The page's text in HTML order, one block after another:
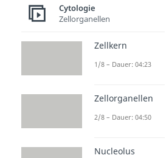
Cytologie
Zellorganellen
Zellkern
1/8 – Dauer: 04:23
Zellorganellen
2/8 – Dauer: 04:50
Nucleolus